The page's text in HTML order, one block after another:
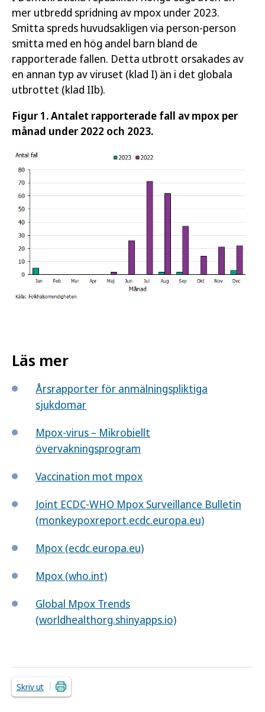
mer utbredd spridning av mpox under 2023.
Smitta spreds huvudsakligen via person-person
smitta med en hög andel barn bland de
rapporterade fallen. Detta utbrott orsakades av
en annan typ av viruset (klad I) än i det globala
utbrottet (klad IIb).
Figur 1. Antalet rapporterade fall av mpox per
månad under 2022 och 2023.
Läs mer
Årsrapporter för anmälningspliktiga
sjukdomar
Mpox-virus – Mikrobiellt
övervakningsprogram
Vaccination mot mpox
Joint ECDC-WHO Mpox Surveillance Bulletin
(monkeypoxreport.ecdc.europa.eu)
Mpox (ecdc.europa.eu)
Mpox (who.int)
Global Mpox Trends
(worldhealthorg.shinyapps.io)
Skriv ut